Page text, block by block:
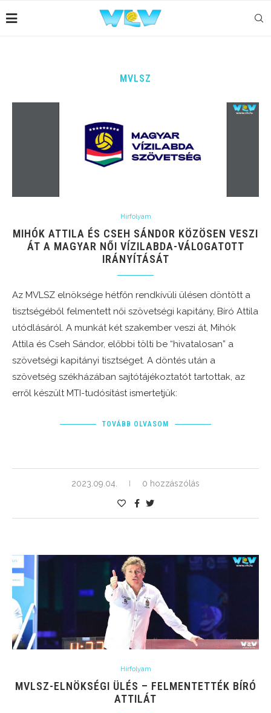
MVLSZ
Hírfolyam
MIHÓK ATTILA ÉS CSEH SÁNDOR KÖZÖSEN VESZI
ÁT A MAGYAR NŐI VÍZILABDA-VÁLOGATOTT
IRÁNYÍTÁSÁT
Az MVLSZ elnöksége hétfőn rendkívüli ülésen döntött a
tisztségéből felmentett női szövetségi kapitány, Bíró Attila
utódlásáról. A munkát két szakember veszi át, Mihók
Attila és Cseh Sándor, előbbi tölti be “hivatalosan” a
szövetségi kapitányi tisztséget. A döntés után a
szövetség székházában sajtótájékoztatót tartottak, az
erről készült MTI-tudósítást ismertetjük:
TOVÁBB OLVASOM
2023.09.04. 0 hozzászólás
Hírfolyam
MVLSZ-ELNÖKSÉGI ÜLÉS – FELMENTETTÉK BÍRÓ
ATTILÁT